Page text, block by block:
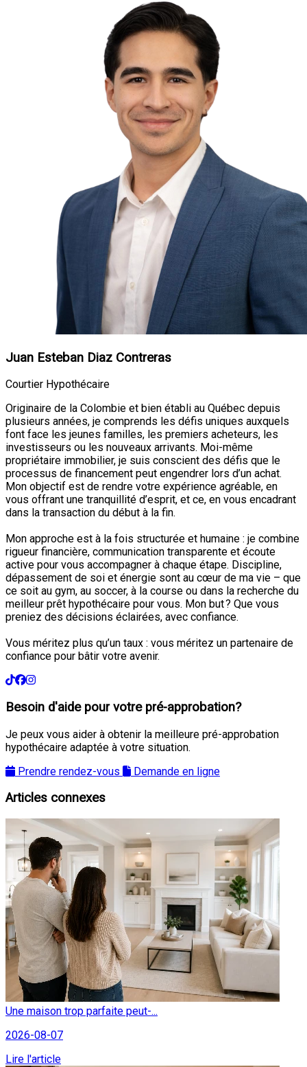
Juan Esteban Diaz Contreras
Courtier Hypothécaire
Originaire de la Colombie et bien établi au Québec depuis
plusieurs années, je comprends les défis uniques auxquels
font face les jeunes familles, les premiers acheteurs, les
investisseurs ou les nouveaux arrivants. Moi-même
propriétaire immobilier, je suis conscient des défis que le
processus de financement peut engendrer lors d’un achat.
Mon objectif est de rendre votre expérience agréable, en
vous offrant une tranquillité d’esprit, et ce, en vous encadrant
dans la transaction du début à la fin.
Mon approche est à la fois structurée et humaine : je combine
rigueur financière, communication transparente et écoute
active pour vous accompagner à chaque étape. Discipline,
dépassement de soi et énergie sont au cœur de ma vie – que
ce soit au gym, au soccer, à la course ou dans la recherche du
meilleur prêt hypothécaire pour vous. Mon but ? Que vous
preniez des décisions éclairées, avec confiance.
Vous méritez plus qu’un taux : vous méritez un partenaire de
confiance pour bâtir votre avenir.
Besoin d'aide pour votre pré-approbation?
Je peux vous aider à obtenir la meilleure pré-approbation
hypothécaire adaptée à votre situation.
Prendre rendez-vous
Demande en ligne
Articles connexes
Une maison trop parfaite peut-...
2026-08-07
Lire l'article